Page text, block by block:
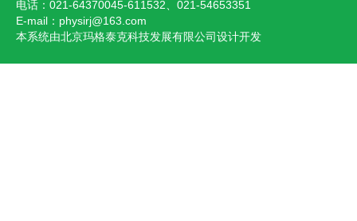
电话：021-64370045-611532、021-54653351
E-mail： physirj@163.com
本系统由北京玛格泰克科技发展有限公司设计开发